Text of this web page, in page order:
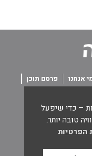
– כדי שיפעל
טובה יותר.
הפרטיות
אנחנו
פרסם תוכן
מאנשים